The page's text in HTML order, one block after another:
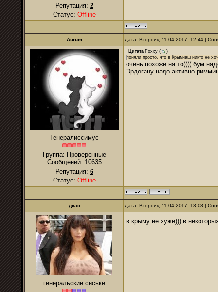
Репутация: 2
Статус: Offline
Aurum Дата: Вторник, 11.04.2017, 12:44 |
Генералиссимус
Группа: Проверенные
Сообщений: 10635
Репутация: 6
Статус: Offline
Цитата Foxxy (
)
поняли просто, что в Крымнаш никто не
очень похоже на то(((( бум
Эрдогану надо активно
диас Дата: Вторник, 11.04.2017, 13:08 |
генеральские сиське
в крыму не хуже))) в